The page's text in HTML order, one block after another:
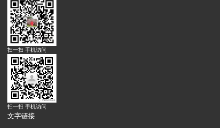
扫一扫 手机访问
扫一扫 手机访问
文字链接